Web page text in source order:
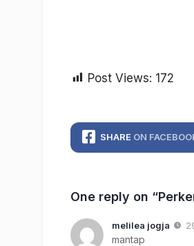
Post Views: 172
SHARE ON
One reply on
melilea jogja
mantap